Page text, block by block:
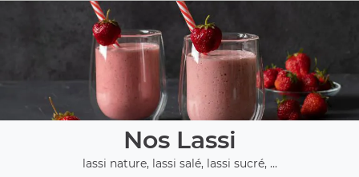
Nos Lassi
lassi nature, lassi salé, lassi sucré, ...